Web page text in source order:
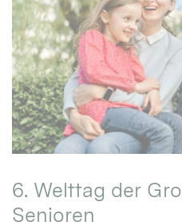
6. Welttag der
Senioren